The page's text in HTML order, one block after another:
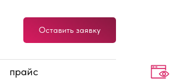
Оставить заявку
прайс